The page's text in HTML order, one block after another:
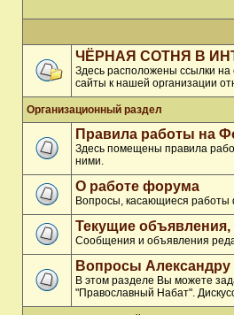
ЧЁРНАЯ СОТНЯ В
Здесь расположены ссылки
сайты к нашей организации
Организационный раздел
Правила работы на
Здесь помещены правила
ними.
О работе форума
Вопросы, касающиеся работы
Текущие
Сообщения и объявления
Вопросы
В этом разделе Вы можете
"Православный Набат".